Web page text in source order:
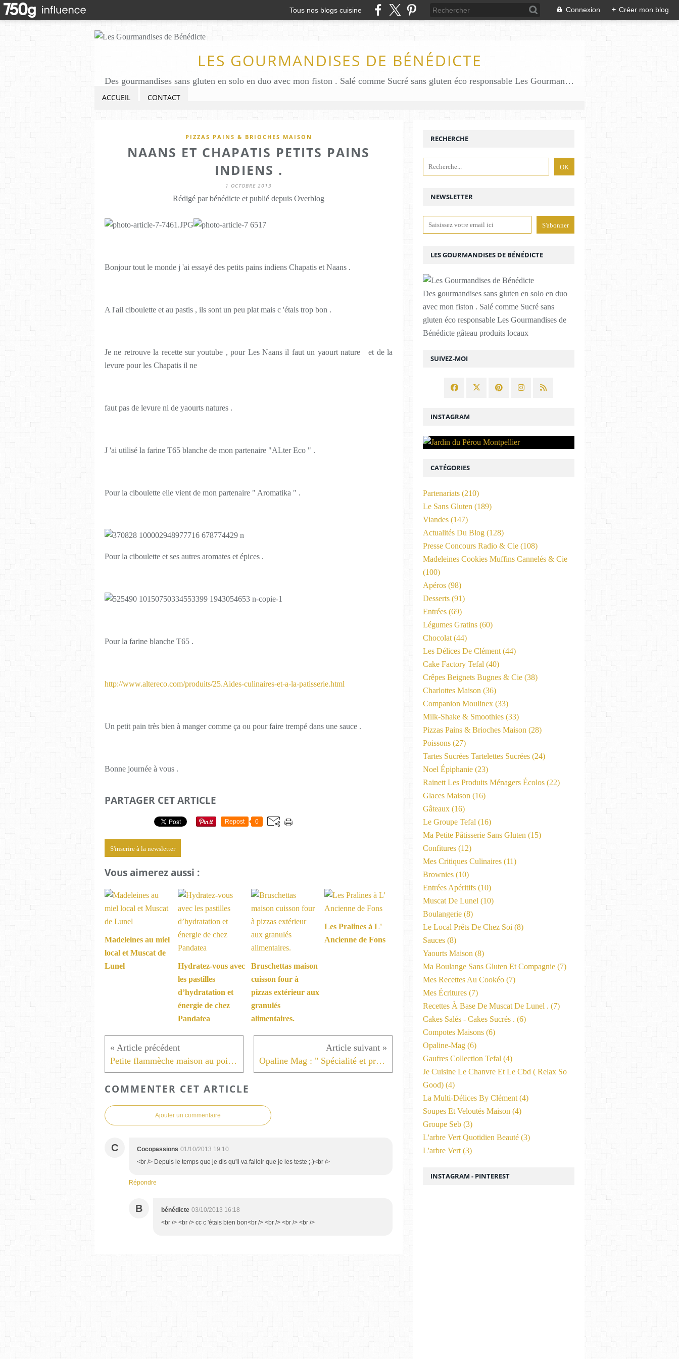
Tous nos blogs cuisine Connexion + Créer mon blog
LES GOURMANDISES DE BÉNÉDICTE
Des gourmandises sans gluten en solo en duo avec mon fiston . Salé comme Sucré sans gluten éco responsable Les Gourmandises de Bénédicte gâteau produits locaux
ACCUEIL CONTACT
PIZZAS PAINS & BRIOCHES MAISON
NAANS ET CHAPATIS PETITS PAINS
INDIENS .
1 OCTOBRE 2013
Rédigé par bénédicte et publié depuis Overblog
Bonjour tout le monde j 'ai essayé des petits pains indiens Chapatis et Naans .
A l'ail ciboulette et au pastis , ils sont un peu plat mais c 'étais trop bon .
Je ne retrouve la recette sur youtube , pour Les Naans il faut un yaourt nature et de la
levure pour les Chapatis il ne
faut pas de levure ni de yaourts natures .
J 'ai utilisé la farine T65 blanche de mon partenaire "ALter Eco " .
Pour la ciboulette elle vient de mon partenaire " Aromatika " .
Pour la ciboulette et ses autres aromates et épices .
Pour la farine blanche T65 .
http://www.altereco.com/produits/25.Aides-culinaires-et-a-la-patisserie.html
Un petit pain très bien à manger comme ça ou pour faire trempé dans une sauce .
Bonne journée à vous .
PARTAGER CET ARTICLE
Repost 0
S'inscrire à la newsletter
Vous aimerez aussi :
Madeleines au miel
local et Muscat de
Lunel
Hydratez-vous avec
les pastilles
d’hydratation et
énergie de chez
Pandatea
Bruschettas maison
cuisson four à
pizzas extérieur aux
granulés
alimentaires.
Les Pralines à L'
Ancienne de Fons
Petite flammèche maison au poivre blanc du Penja cuite au barbecue et sa petite salade . Opaline Mag : " Spécialité et produits entretien d'hygiène pour le confort la maison" .
COMMENTER CET ARTICLE
Ajouter un commentaire
C Cocopassions 01/10/2013 19:10
<br /> Depuis le temps que je dis qu'il va falloir que je les teste ;-)<br />
Répondre
B bénédicte 03/10/2013 16:18
<br /> <br /> cc c 'étais bien bon<br /> <br /> <br /> <br />
NEWSLETTER
SUIVEZ-MOI
RECHERCHE
LES GOURMANDISES DE BÉNÉDICTE
Des gourmandises sans gluten en solo en duo
avec mon fiston . Salé comme Sucré sans
gluten éco responsable Les Gourmandises de
Bénédicte gâteau produits locaux
INSTAGRAM
CATÉGORIES
Partenariats (210)
Le Sans Gluten (189)
Viandes (147)
Actualités Du Blog (128)
Presse Concours Radio & Cie (108)
Madeleines Cookies Muffins Cannelés & Cie
(100)
Apéros (98)
Desserts (91)
Entrées (69)
Légumes Gratins (60)
Chocolat (44)
Les Délices De Clément (44)
Cake Factory Tefal (40)
Crêpes Beignets Bugnes & Cie (38)
Charlottes Maison (36)
Companion Moulinex (33)
Milk-Shake & Smoothies (33)
Pizzas Pains & Brioches Maison (28)
Poissons (27)
Tartes Sucrées Tartelettes Sucrées (24)
Noel Épiphanie (23)
Rainett Les Produits Ménagers Écolos (22)
Glaces Maison (16)
Gâteaux (16)
Le Groupe Tefal (16)
Ma Petite Pâtisserie Sans Gluten (15)
Confitures (12)
Mes Critiques Culinaires (11)
Brownies (10)
Entrées Apéritifs (10)
Muscat De Lunel (10)
Boulangerie (8)
Le Local Prêts De Chez Soi (8)
Sauces (8)
Yaourts Maison (8)
Ma Boulange Sans Gluten Et Compagnie (7)
Mes Recettes Au Cookéo (7)
Mes Écritures (7)
Recettes À Base De Muscat De Lunel . (7)
Cakes Salés - Cakes Sucrés . (6)
Compotes Maisons (6)
Opaline-Mag (6)
Gaufres Collection Tefal (4)
Je Cuisine Le Chanvre Et Le Cbd ( Relax So
Good) (4)
La Multi-Délices By Clément (4)
Soupes Et Veloutés Maison (4)
Groupe Seb (3)
L'arbre Vert Quotidien Beauté (3)
L'arbre Vert (3)
INSTAGRAM - PINTEREST